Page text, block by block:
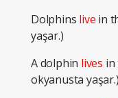
Dolphins live in
yaşar.)
A dolphin lives in
okyanusta yaşar.)